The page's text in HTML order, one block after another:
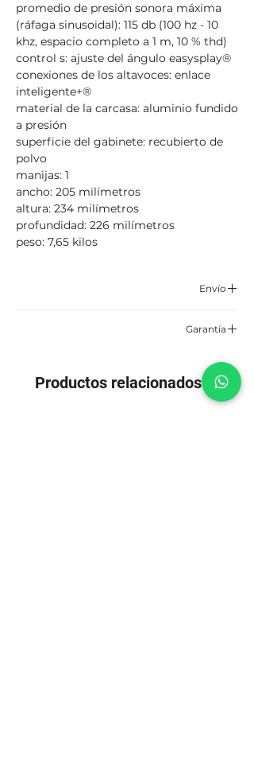
promedio de presión sonora máxima
(ráfaga sinusoidal): 115 db (100 hz - 10
khz, espacio completo a 1 m, 10 % thd)
control s: ajuste del ángulo easysplay®
conexiones de los altavoces: enlace
inteligente+®
material de la carcasa: aluminio fundido
a presión
superficie del gabinete: recubierto de
polvo
manijas: 1
ancho: 205 milímetros
altura: 234 milímetros
profundidad: 226 milímetros
peso: 7,65 kilos
Envío
Servientrega o Envía.
Garantía
Aplican condiciones y restricciones
Productos relacionados